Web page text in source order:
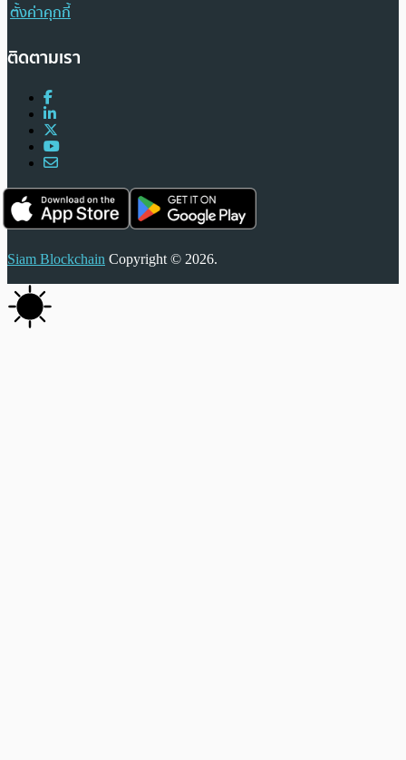
ตั้งค่าคุกกี้
ติดตามเรา
Siam Blockchain Copyright © 2026.